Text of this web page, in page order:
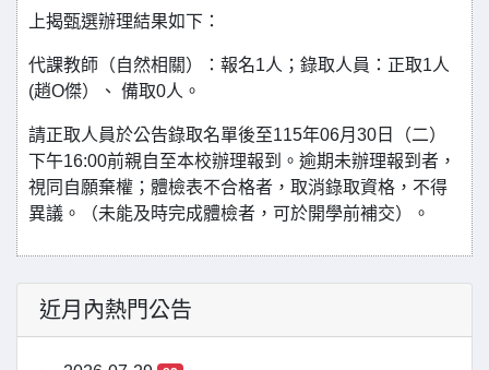
上揭甄選辦理結果如下：
代課教師（自然相關）：報名1人；錄取人員：正取1人
(趙O傑）、 備取0人。
請正取人員於公告錄取名單後至115年06月30日（二）
下午16:00前親自至本校辦理報到。逾期未辦理報到者，
視同自願棄權；體檢表不合格者，取消錄取資格，不得
異議。（未能及時完成體檢者，可於開學前補交）。
近月內熱門公告